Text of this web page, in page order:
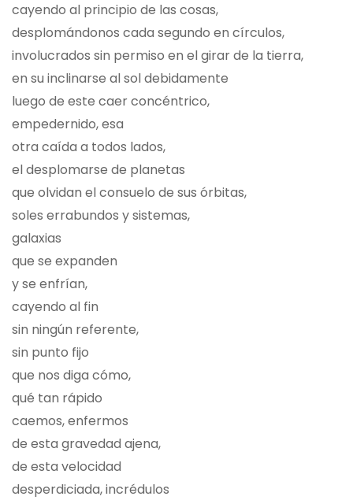
cayendo al principio de las cosas,
desplomándonos cada segundo en círculos,
involucrados sin permiso en el girar de la tierra,
en su inclinarse al sol debidamente
luego de este caer concéntrico,
empedernido, esa
otra caída a todos lados,
el desplomarse de planetas
que olvidan el consuelo de sus órbitas,
soles errabundos y sistemas,
galaxias
que se expanden
y se enfrían,
cayendo al fin
sin ningún referente,
sin punto fijo
que nos diga cómo,
qué tan rápido
caemos, enfermos
de esta gravedad ajena,
de esta velocidad
desperdiciada, incrédulos